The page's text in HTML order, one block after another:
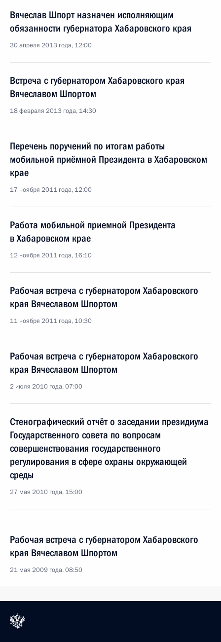
Вячеслав Шпорт назначен исполняющим
обязанности губернатора Хабаровского края
30 апреля 2013 года, 12:00
Встреча с губернатором Хабаровского края
Вячеславом Шпортом
18 февраля 2013 года, 14:30
Перечень поручений по итогам работы
мобильной приёмной Президента в Хабаровском
крае
17 ноября 2011 года, 12:00
Работа мобильной приемной Президента
в Хабаровском крае
12 ноября 2011 года, 16:10
Рабочая встреча с губернатором Хабаровского
края Вячеславом Шпортом
11 ноября 2011 года, 10:30
Рабочая встреча с губернатором Хабаровского
края Вячеславом Шпортом
2 июля 2010 года, 07:00
Стенографический отчёт о заседании президиума
Государственного совета по вопросам
совершенствования государственного
регулирования в сфере охраны окружающей
среды
27 мая 2010 года, 15:00
Рабочая встреча с губернатором Хабаровского
края Вячеславом Шпортом
21 мая 2009 года, 08:50